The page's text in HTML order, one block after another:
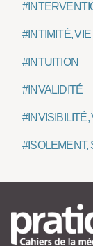
#INTIMITÉ,
#INTUITION
#INVALIDITÉ
#INVISIBILITÉ,
#ISOLEMENT,